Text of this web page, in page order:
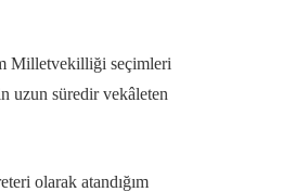
Milletvekilliği seçimleri
uzun süredir vekâleten
olarak atandığım